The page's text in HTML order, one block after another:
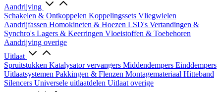
Aandrijving
Schakelen & Ontkoppelen Koppelingssets Vliegwielen
Aandrijfassen Homokineten & Hoezen LSD's Vertandingen &
Synchro's Lagers & Keerringen Vloeistoffen & Toebehoren
Aandrijving overige
Uitlaat
Spruitstukken Katalysator vervangers Middendempers Einddempers
Uitlaatsystemen Pakkingen & Flenzen Montagemateriaal Hitteband
Silencers Universele uitlaatdelen Uitlaat overige